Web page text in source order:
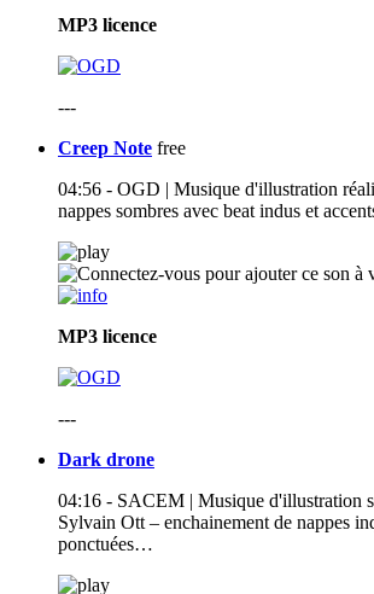
MP3 licence
---
Creep Note free
04:56 - OGD | Musique d'illustration
nappes sombres avec beat indus et
MP3 licence
---
Dark drone
04:16 - SACEM | Musique d'illustration
Sylvain Ott – enchainement de nappes
ponctuées…